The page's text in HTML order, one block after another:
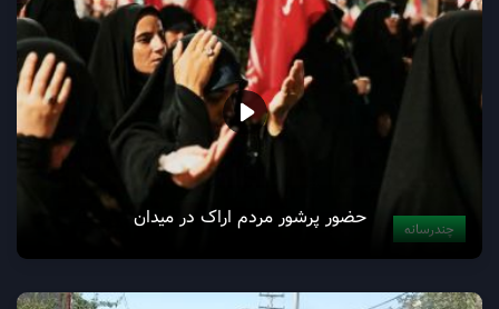
ارسال دیدگاه
هنوز نظری ثبت نشده است. شما اولین نفری باشید که نظر
می‌گذارید!
شما همچنین ممکن است دوست داشته باشید